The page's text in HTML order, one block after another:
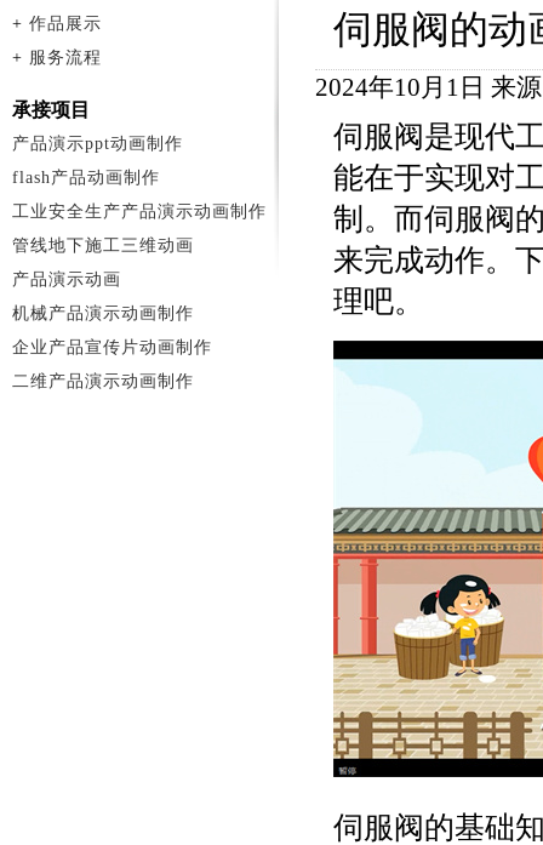
伺服阀的动
2024年10月1日 来
伺服阀是现代
能在于实现对
制。而伺服阀
来完成动作。
理吧。
伺服阀的基础
+ 作品展示
+ 服务流程
承接项目
产品演示ppt动画制作
flash产品动画制作
工业安全生产产品演示动画制作
管线地下施工三维动画
产品演示动画
机械产品演示动画制作
企业产品宣传片动画制作
二维产品演示动画制作